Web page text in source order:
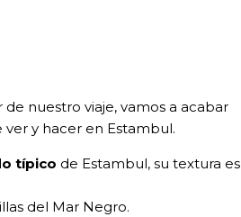
nuestro viaje, vamos a acabar
ver y hacer en Estambul.
típico de Estambul, su textura es
del Mar Negro.